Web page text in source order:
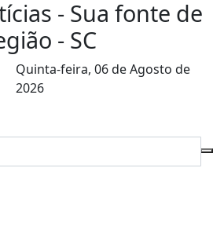
- Sua fonte de
- SC
Quinta-feira, 06 de Agosto de
2026